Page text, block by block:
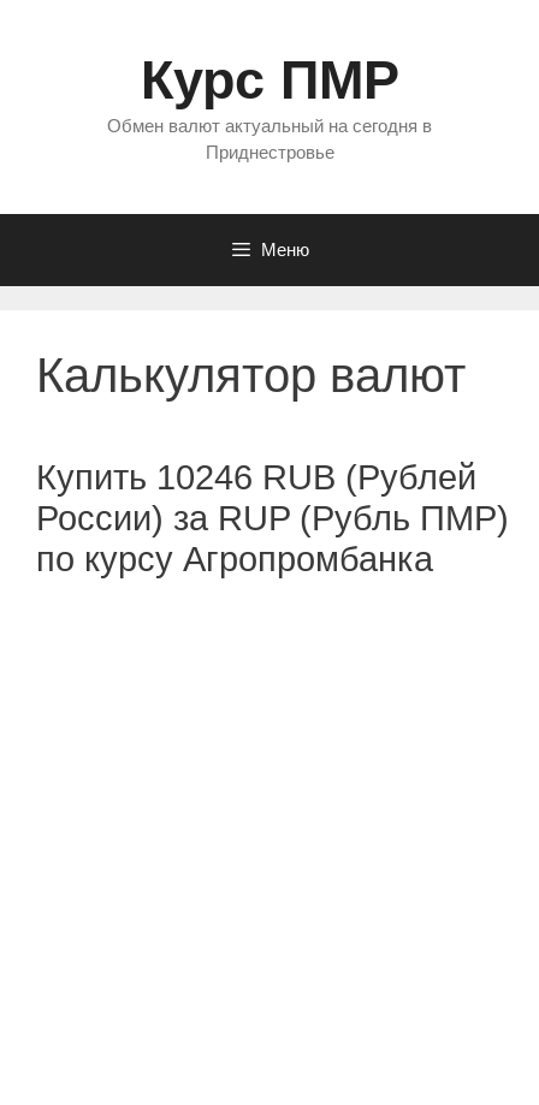
Курс ПМР
Обмен валют актуальный на сегодня в
Приднестровье
Меню
Калькулятор валют
Купить 10246 RUB (Рублей
России) за RUP (Рубль ПМР)
по курсу Агропромбанка